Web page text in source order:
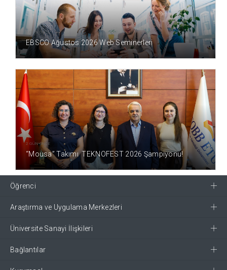
2 GÜN ÖNCE
EBSCO Ağustos 2026 Web Seminerleri
2 GÜN ÖNCE
“Mousa” Takımı TEKNOFEST 2026 Şampiyonu!
Öğrenci
Araştırma ve Uygulama Merkezleri
Üniversite Sanayi İlişkileri
Bağlantılar